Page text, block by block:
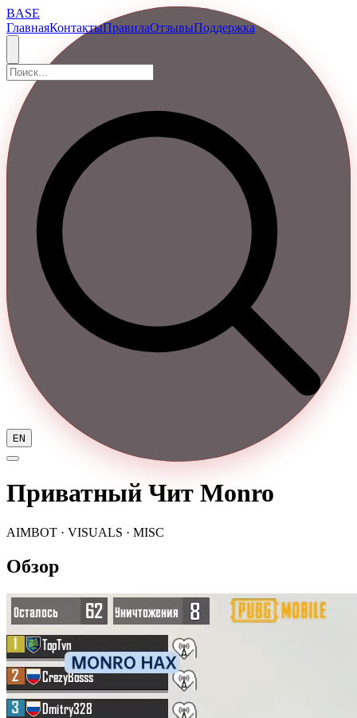
BASE
ГлавнаяКонтактыПравилаОтзывыПоддержка
EN
Приватный Чит Monro
AIMBOT · VISUALS · MISC
Обзор